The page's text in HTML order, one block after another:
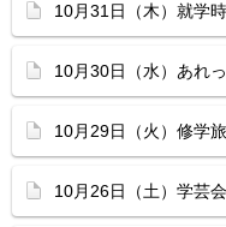
10月31日（木）就学
10月30日（水）あれ
10月29日（火）修学
10月26日（土）学芸会